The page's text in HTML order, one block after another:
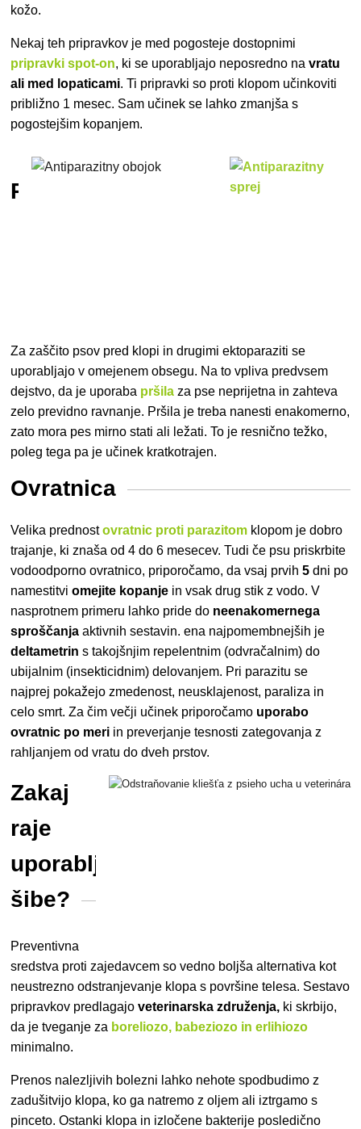
kožo.
Nekaj teh pripravkov je med pogosteje dostopnimi
pripravki spot-on, ki se uporabljajo neposredno navratu
ali med lopaticami. Ti pripravki so proti klopom učinkoviti
približno 1 mesec. Sam učinek se lahko zmanjša s
pogostejšim kopanjem.
Razpršila
Za zaščito psov pred klopi in drugimi ektoparaziti se
uporabljajo v omejenem obsegu. Na to vpliva predvsem
dejstvo, da je uporaba pršila za pse neprijetna in zahteva
zelo previdno ravnanje. Pršila je treba nanesti enakomerno,
zato mora pes mirno stati ali ležati. To je resnično težko,
poleg tega pa je učinek kratkotrajen.
Ovratnica
Velika prednostovratnic proti parazitom klopom je dobro
trajanje, ki znaša od 4 do 6 mesecev. Tudi če psu priskrbite
vodoodporno ovratnico, priporočamo, da vsaj prvih5 dni po
namestitviomejite kopanje in vsak drug stik z vodo. V
nasprotnem primeru lahko pride do neenakomernega
sproščanja aktivnih sestavin.ena najpomembnejših je
deltametrins takojšnjim repelentnim (odvračalnim) do
ubijalnim (insekticidnim) delovanjem. Pri parazitu se
najprej pokažejo zmedenost, neusklajenost, paraliza in
celo smrt. Za čim večji učinek priporočamo uporabo
ovratnic po meri in preverjanje tesnosti zategovanja z
rahljanjem od vratu do dveh prstov.
Zakaj
raje
uporabljate
šibe?
Preventivna
sredstva proti zajedavcem so vedno boljša alternativa kot
neustrezno odstranjevanje klopa s površine telesa. Sestavo
pripravkov predlagajoveterinarska združenja, ki skrbijo,
da je tveganje za boreliozo, babeziozo in erlihiozo
minimalno.
Prenos nalezljivih bolezni lahko nehote spodbudimoz
zadušitvijo klopa, ko ga natremo z oljem ali iztrgamo s
pinceto. Ostanki klopa in izločene bakterije posledično